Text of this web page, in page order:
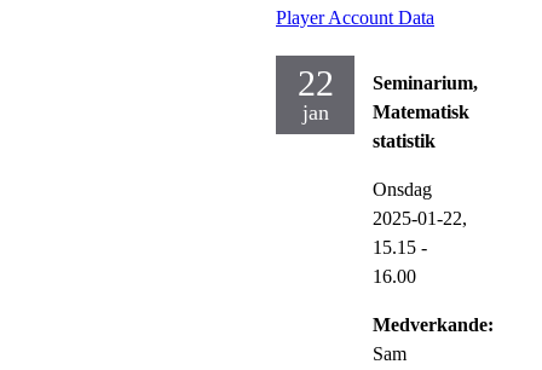
Player Account Data
22
jan
Seminarium,
Matematisk
statistik
Onsdag
2025-01-22,
15.15 -
16.00
Medverkande:
Sam